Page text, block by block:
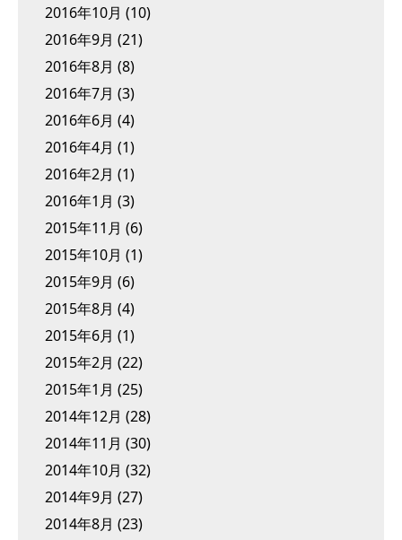
2016年10月 (10)
2016年9月 (21)
2016年8月 (8)
2016年7月 (3)
2016年6月 (4)
2016年4月 (1)
2016年2月 (1)
2016年1月 (3)
2015年11月 (6)
2015年10月 (1)
2015年9月 (6)
2015年8月 (4)
2015年6月 (1)
2015年2月 (22)
2015年1月 (25)
2014年12月 (28)
2014年11月 (30)
2014年10月 (32)
2014年9月 (27)
2014年8月 (23)